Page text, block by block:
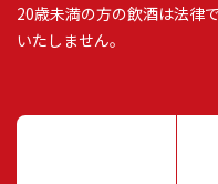
20歳未満の方の飲酒は法律
いたしません。